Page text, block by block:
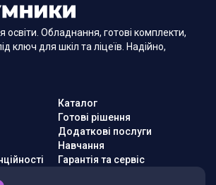
освіти. Обладнання, готові комплекти,
ключ для шкіл та ліцеїв. Надійно,
Каталог
Готові рішення
Додаткові послуги
Навчання
Гарантія та сервіс